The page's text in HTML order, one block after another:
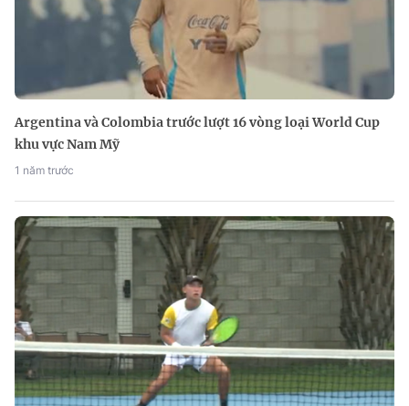
Argentina và Colombia trước lượt 16 vòng loại World Cup
khu vực Nam Mỹ
1 năm trước